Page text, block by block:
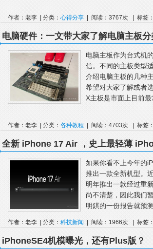
作者：老李 | 分类： 心得分享 | 阅读：3767次 | 标签：
电脑硬件：一文带大家了解电脑主板分
电脑主板作为台式机
信。不同的主板类型
介绍电脑主板的几种
希望对大家了解或者
X主板是市面上目前
作者：老李 | 分类： 各种教程 | 阅读：4703次 | 标签：
全新 iPhone 17 Air ，史上最轻薄
如果你看不上今年的
推出一款全新机型。
明年推出一款经过重
尚不清楚，因此我们
明錤的一份报告就预测
作者：老李 | 分类： 科技新闻 | 阅读：1966次 | 标签：
iPhoneSE4机模曝光，还有Plus版？